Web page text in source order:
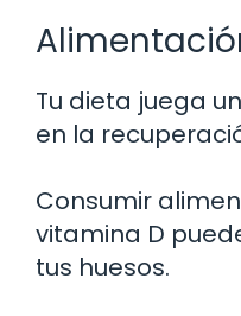
Tu dieta juega
en la
Consumir
vitamina D
tus huesos.